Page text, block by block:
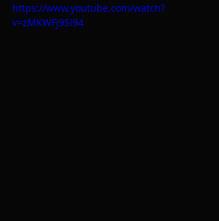
https://www.youtube.com/watch?
v=zMKWFj9SI94